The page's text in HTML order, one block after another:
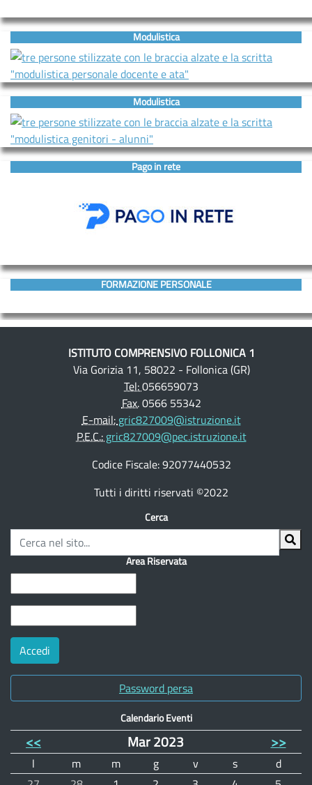
Modulistica
Modulistica
Pago in rete
FORMAZIONE PERSONALE
ISTITUTO COMPRENSIVO FOLLONICA 1
Via Gorizia 11, 58022 - Follonica (GR)
Tel:056659073
Fax.0566 55342
E-mail:gric827009@istruzione.it
P.E.C.:gric827009@pec.istruzione.it
Codice Fiscale: 92077440532
Tutti i diritti riservati ©2022
Cerca
Area Riservata
Password persa
Calendario Eventi
<< Mar 2023 >>
l m m g v s
d